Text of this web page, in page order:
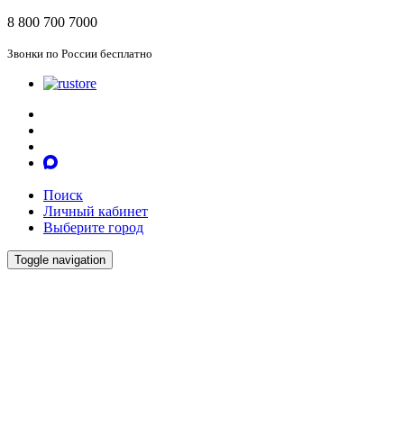
8 800 700 7000
Звонки по России бесплатно
Поиск
Личный кабинет
Выберите город
Toggle navigation